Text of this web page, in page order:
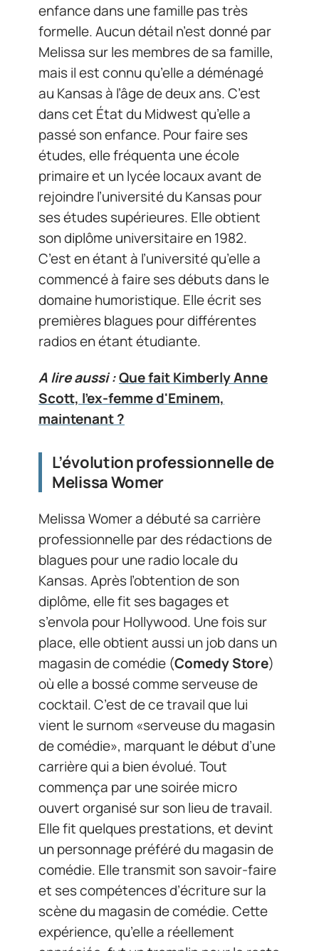
enfance dans une famille pas très
formelle. Aucun détail n’est donné par
Melissa sur les membres de sa famille,
mais il est connu qu’elle a déménagé
au Kansas à l’âge de deux ans. C’est
dans cet État du Midwest qu’elle a
passé son enfance. Pour faire ses
études, elle fréquenta une école
primaire et un lycée locaux avant de
rejoindre l’université du Kansas pour
ses études supérieures. Elle obtient
son diplôme universitaire en 1982.
C’est en étant à l’université qu’elle a
commencé à faire ses débuts dans le
domaine humoristique. Elle écrit ses
premières blagues pour différentes
radios en étant étudiante.
A lire aussi :Que fait Kimberly Anne
Scott, l'ex-femme d'Eminem,
maintenant ?
L’évolution professionnelle de
Melissa Womer
Melissa Womer a débuté sa carrière
professionnelle par des rédactions de
blagues pour une radio locale du
Kansas. Après l’obtention de son
diplôme, elle fit ses bagages et
s’envola pour Hollywood. Une fois sur
place, elle obtient aussi un job dans un
magasin de comédie (Comedy Store)
où elle a bossé comme serveuse de
cocktail. C’est de ce travail que lui
vient le surnom «serveuse du magasin
de comédie», marquant le début d’une
carrière qui a bien évolué. Tout
commença par une soirée micro
ouvert organisé sur son lieu de travail.
Elle fit quelques prestations, et devint
un personnage préféré du magasin de
comédie. Elle transmit son savoir-faire
et ses compétences d’écriture sur la
scène du magasin de comédie. Cette
expérience, qu’elle a réellement